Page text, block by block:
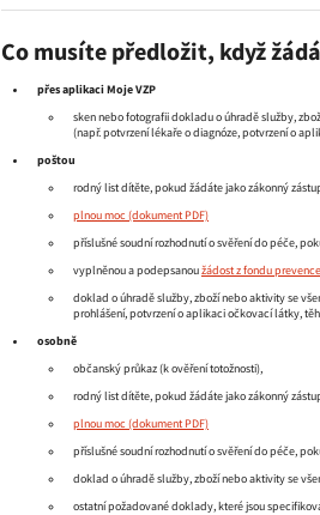
Co musíte předložit, když
přes aplikaci Moje VZP
sken nebo fotografii dokladu o úhradě služby,
(např. potvrzení lékaře o diagnóze, potvrzení o
poštou
rodný list dítěte, pokud žádáte jako zákonný
plnou moc
příslušné soudní rozhodnutí o svěření do péče,
vyplněnou a podepsanoužádost z fondu
doklad o úhradě služby, zboží nebo aktivity se
prohlášení, potvrzení o aplikaci očkovací látky,
osobně
občanský průkaz (k ověření totožnosti),
rodný list dítěte, pokud žádáte jako zákonný
plnou moc
příslušné soudní rozhodnutí o svěření do péče,
doklad o úhradě služby, zboží nebo aktivity se
ostatní požadované doklady, které jsou